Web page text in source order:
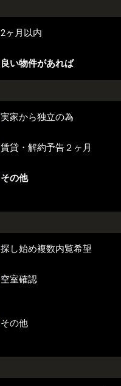
2ヶ月以内
良い物件があれば
実家から独立の為
賃貸・解約予告２ヶ月
その他
探し始め複数内覧希望
空室確認
その他